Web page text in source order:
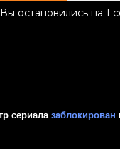
Вы остановились на 1